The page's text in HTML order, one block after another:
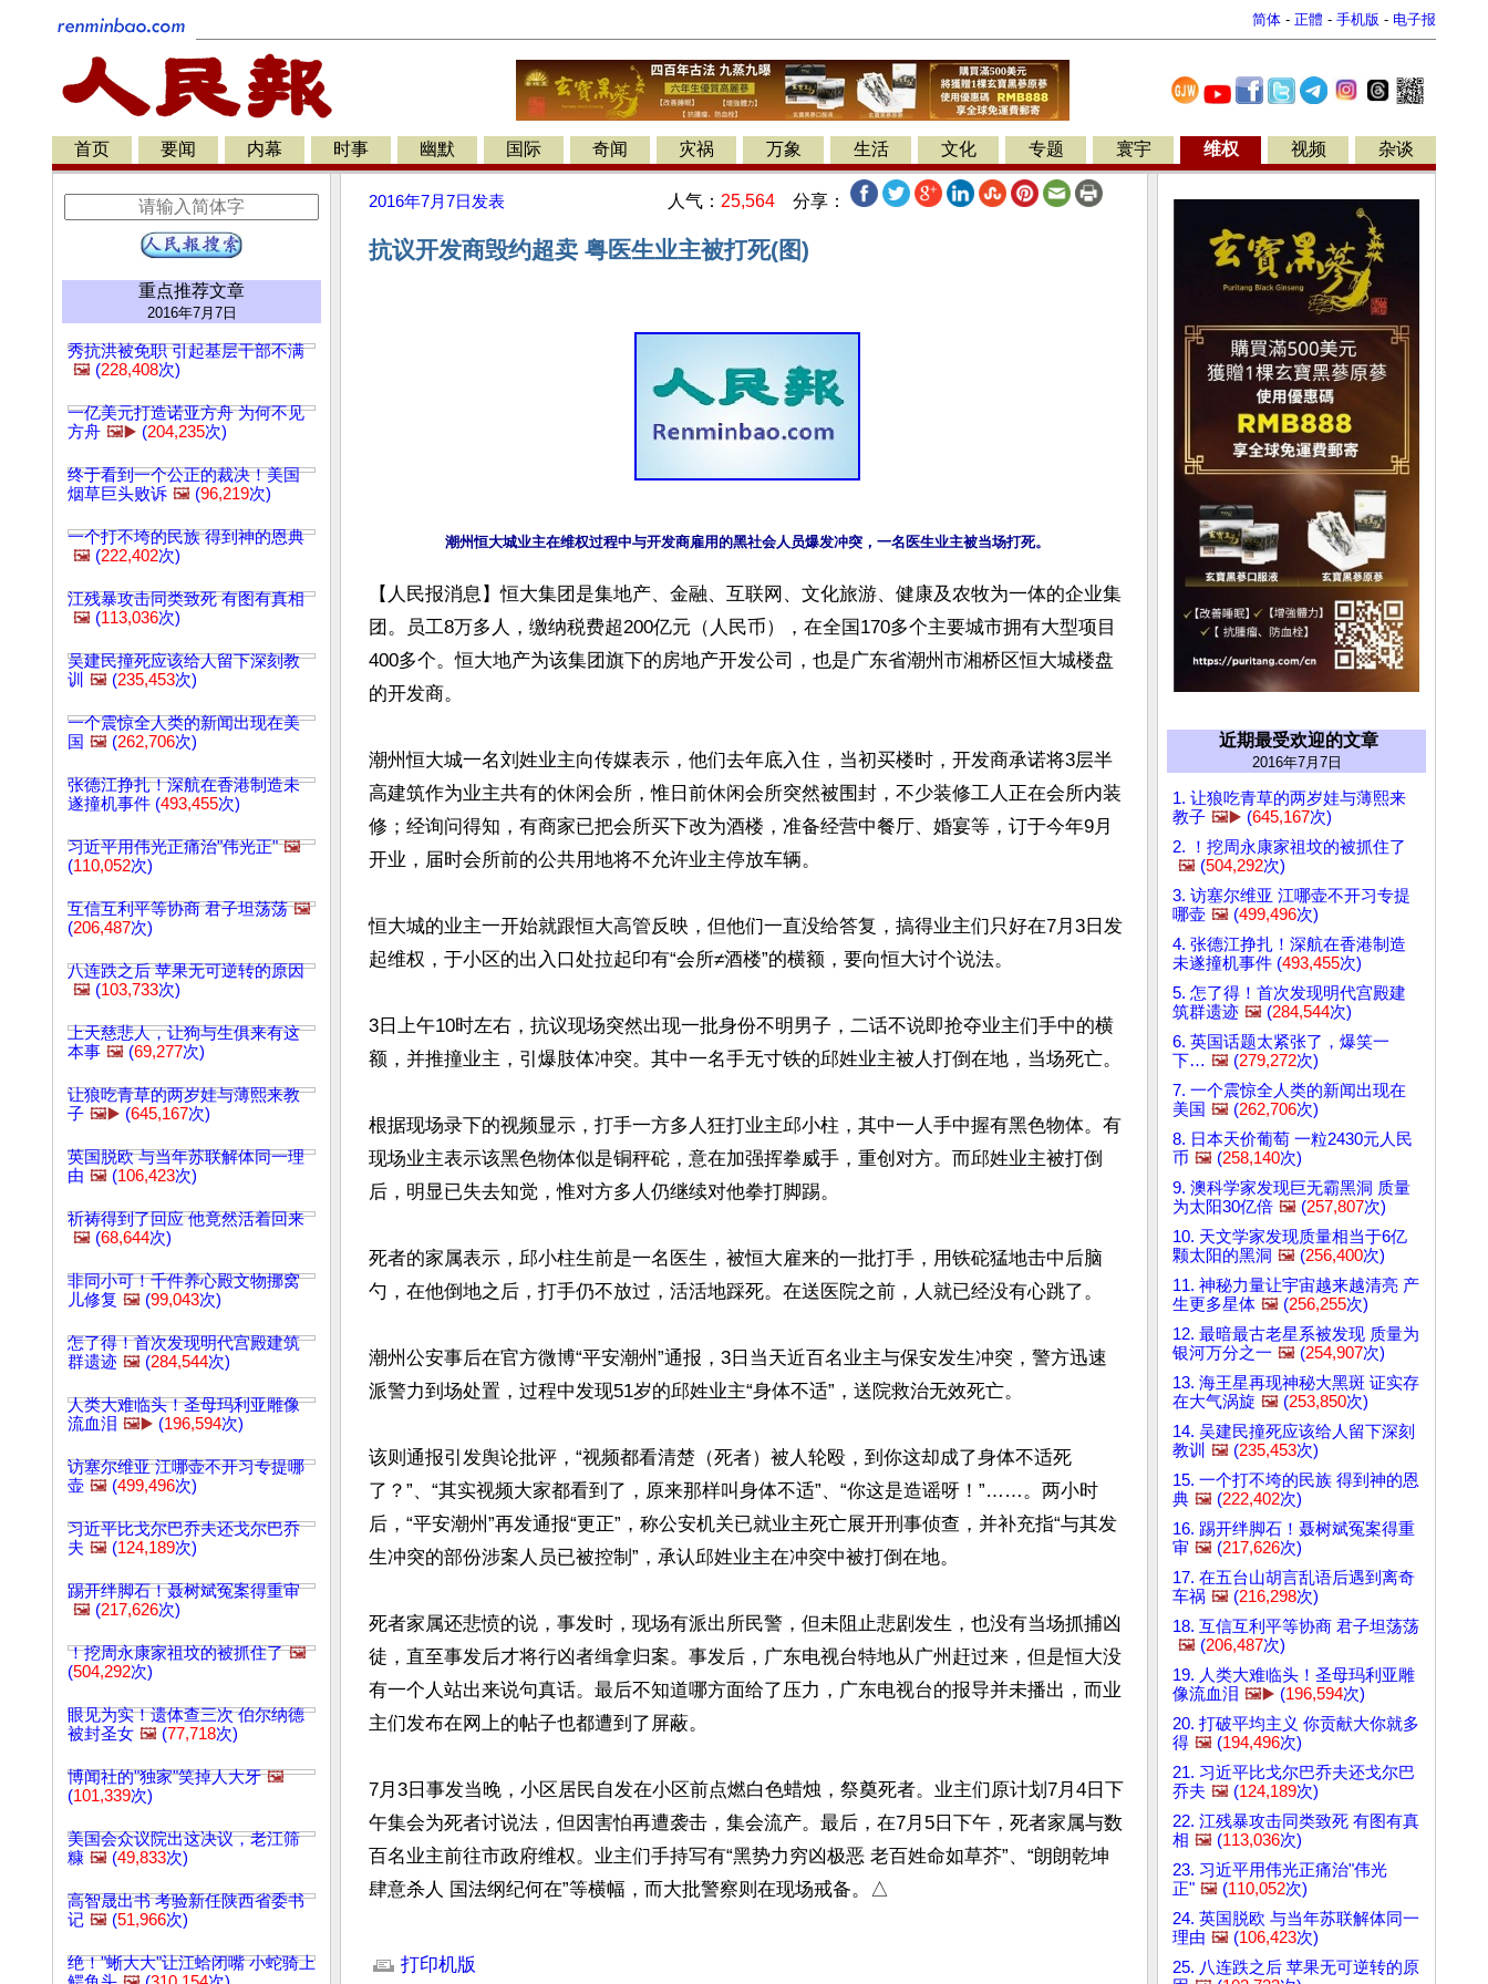
简体 - 正體 - 手机版 - 电子报
首页 要闻 内幕 时事 幽默 国际 奇闻 灾祸 万象 生活 文化 专题 寰宇 维权 视频 杂谈
重点推荐文章
2016年7月7日
秀抗洪被免职 引起基层干部不满
🖼️ (228,408次)
一亿美元打造诺亚方舟 为何不见
方舟 🖼️▶️ (204,235次)
终于看到一个公正的裁决！美国
烟草巨头败诉 🖼️ (96,219次)
一个打不垮的民族 得到神的恩典
🖼️ (222,402次)
江残暴攻击同类致死 有图有真相
🖼️ (113,036次)
吴建民撞死应该给人留下深刻教
训
🖼️ (235,453次)
一个震惊全人类的新闻出现在美
国 🖼️ (262,706次)
张德江挣扎！深航在香港制造未
遂撞机事件 (493,455次)
习近平用伟光正痛治"伟光正" 🖼️
(110,052次)
互信互利平等协商 君子坦荡荡 🖼️
(206,487次)
八连跌之后 苹果无可逆转的原因
🖼️ (103,733次)
上天慈悲人，让狗与生俱来有这
本事 🖼️ (69,277次)
让狼吃青草的两岁娃与薄熙来教
子 🖼️▶️ (645,167次)
英国脱欧 与当年苏联解体同一理
由 🖼️ (106,423次)
祈祷得到了回应 他竟然活着回来
🖼️ (68,644次)
非同小可！千件养心殿文物挪窝
儿修复 🖼️ (99,043次)
怎了得！首次发现明代宫殿建筑
群遗迹 🖼️ (284,544次)
人类大难临头！圣母玛利亚雕像
流血泪 🖼️▶️ (196,594次)
访塞尔维亚 江哪壶不开习专提哪
壶 🖼️ (499,496次)
习近平比戈尔巴乔夫还戈尔巴乔
夫 🖼️ (124,189次)
踢开绊脚石！聂树斌冤案得重审
🖼️ (217,626次)
！挖周永康家祖坟的被抓住了 🖼️
(504,292次)
眼见为实！遗体查三次 伯尔纳德
被封圣女 🖼️ (77,718次)
博闻社的"独家"笑掉人大牙 🖼️
(101,339次)
美国会众议院出这决议，老江筛
糠 🖼️ (49,833次)
高智晟出书 考验新任陕西省委书
记 🖼️ (51,966次)
绝！"蜥大大"让江蛤闭嘴 小蛇骑上
2016年7月7日 发表 人气： 25,564 分享：
抗议开发商毁约超卖 粤医生业主被打死(图)
【人民报消息】恒大集团是集地产、金融、互联网、文化旅游、健康及农牧为一体的企业集
团。员工8万多人，缴纳税费超200亿元（人民币），在全国170多个主要城市拥有大型项目
400多个。恒大地产为该集团旗下的房地产开发公司，也是广东省潮州市湘桥区恒大城楼盘
的开发商。
潮州恒大城一名刘姓业主向传媒表示，他们去年底入住，当初买楼时，开发商承诺将3层半
高建筑作为业主共有的休闲会所，惟日前休闲会所突然被围封，不少装修工人正在会所内装
修；经询问得知，有商家已把会所买下改为酒楼，准备经营中餐厅、婚宴等，订于今年9月
开业，届时会所前的公共用地将不允许业主停放车辆。
恒大城的业主一开始就跟恒大高管反映，但他们一直没给答复，搞得业主们只好在7月3日发
起维权，于小区的出入口处拉起印有“会所≠酒楼”的横额，要向恒大讨个说法。
3日上午10时左右，抗议现场突然出现一批身份不明男子，二话不说即抢夺业主们手中的横
额，并推撞业主，引爆肢体冲突。其中一名手无寸铁的邱姓业主被人打倒在地，当场死亡。
根据现场录下的视频显示，打手一方多人狂打业主邱小柱，其中一人手中握有黑色物体。有
现场业主表示该黑色物体似是铜秤砣，意在加强挥拳威手，重创对方。而邱姓业主被打倒
后，明显已失去知觉，惟对方多人仍继续对他拳打脚踢。
死者的家属表示，邱小柱生前是一名医生，被恒大雇来的一批打手，用铁砣猛地击中后脑
勺，在他倒地之后，打手仍不放过，活活地踩死。在送医院之前，人就已经没有心跳了。
潮州公安事后在官方微博“平安潮州”通报，3日当天近百名业主与保安发生冲突，警方迅速
派警力到场处置，过程中发现51岁的邱姓业主“身体不适”，送院救治无效死亡。
该则通报引发舆论批评，“视频都看清楚（死者）被人轮殴，到你这却成了身体不适死
了？”、“其实视频大家都看到了，原来那样叫身体不适”、“你这是造谣呀！”……。两小时
后，“平安潮州”再发通报“更正”，称公安机关已就业主死亡展开刑事侦查，并补充指“与其发
生冲突的部份涉案人员已被控制”，承认邱姓业主在冲突中被打倒在地。
死者家属还悲愤的说，事发时，现场有派出所民警，但未阻止悲剧发生，也没有当场抓捕凶
徒，直至事发后才将行凶者缉拿归案。事发后，广东电视台特地从广州赶过来，但是恒大没
有一个人站出来说句真话。最后不知道哪方面给了压力，广东电视台的报导并未播出，而业
主们发布在网上的帖子也都遭到了屏蔽。
7月3日事发当晚，小区居民自发在小区前点燃白色蜡烛，祭奠死者。业主们原计划7月4日下
午集会为死者讨说法，但因害怕再遭袭击，集会流产。最后，在7月5日下午，死者家属与数
百名业主前往市政府维权。业主们手持写有“黑势力穷凶极恶 老百姓命如草芥”、“朗朗乾坤
肆意杀人 国法纲纪何在”等横幅，而大批警察则在现场戒备。△
打印机版
近期最受欢迎的文章
2016年7月7日
1. 让狼吃青草的两岁娃与薄熙来
教子 🖼️▶️ (645,167次)
2. ！挖周永康家祖坟的被抓住了
🖼️ (504,292次)
3. 访塞尔维亚 江哪壶不开习专提
哪壶 🖼️ (499,496次)
4. 张德江挣扎！深航在香港制造
未遂撞机事件 (493,455次)
5. 怎了得！首次发现明代宫殿建
筑群遗迹 🖼️ (284,544次)
6. 英国话题太紧张了，爆笑一
下… 🖼️ (279,272次)
7. 一个震惊全人类的新闻出现在
美国 🖼️ (262,706次)
8. 日本天价葡萄 一粒2430元人民
币 🖼️ (258,140次)
9. 澳科学家发现巨无霸黑洞 质量
为太阳30亿倍 🖼️ (257,807次)
10. 天文学家发现质量相当于6亿
颗太阳的黑洞 🖼️ (256,400次)
11. 神秘力量让宇宙越来越清亮 产
生更多星体 🖼️ (256,255次)
12. 最暗最古老星系被发现 质量为
银河万分之一 🖼️ (254,907次)
13. 海王星再现神秘大黑斑 证实存
在大气涡旋 🖼️ (253,850次)
14. 吴建民撞死应该给人留下深刻
教训 🖼️ (235,453次)
15. 一个打不垮的民族 得到神的恩
典 🖼️ (222,402次)
16. 踢开绊脚石！聂树斌冤案得重
审 🖼️ (217,626次)
17. 在五台山胡言乱语后遇到离奇
车祸 🖼️ (216,298次)
18. 互信互利平等协商 君子坦荡荡
🖼️ (206,487次)
19. 人类大难临头！圣母玛利亚雕
像流血泪 🖼️▶️ (196,594次)
20. 打破平均主义 你贡献大你就多
得 🖼️ (194,496次)
21. 习近平比戈尔巴乔夫还戈尔巴
乔夫 🖼️ (124,189次)
22. 江残暴攻击同类致死 有图有真
相 🖼️ (113,036次)
23. 习近平用伟光正痛治"伟光
正" 🖼️ (110,052次)
24. 英国脱欧 与当年苏联解体同一
理由 🖼️ (106,423次)
25. 八连跌之后 苹果无可逆转的原